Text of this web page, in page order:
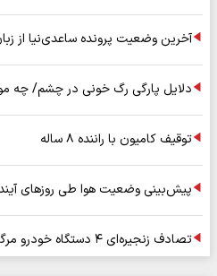
آخرین وضعیت پرونده ساعدی‌نیا از
دلایل پارگی رگ خونی در چشم/ چه
توقیف کامیون با راننده ۸ ساله
پیش‌بینی وضعیت هوا طی روزهای
تصادف زنجیره‌ای ۴ دستگاه خودرو مرگبار شد